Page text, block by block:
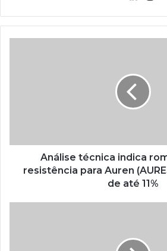
Análise técnica indica
resistência para Auren
de até 11%